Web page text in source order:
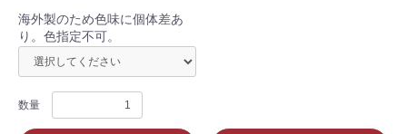
海外製のため色味に個体差あ
り。色指定不可。
数量